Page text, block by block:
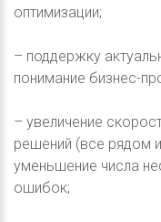
оптимизации;
– поддержку
понимание бизнес-
– увеличение
решений (все рядом
уменьшение числа
ошибок;